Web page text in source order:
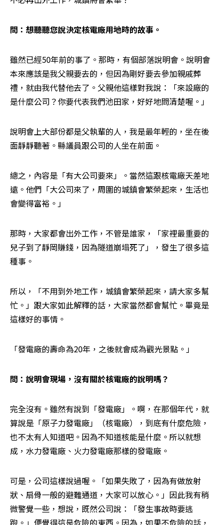
問：想聽聽您說決定核電廠用地時的故事。
雖然已經50年前的事了。那時，有個部落說明會。說明會
本來應該是我父親要去的，但因為剛好要去參加親戚葬
禮，就由我代替他去了。父親他這樣對我說：「來設廠的
是什麼公司？你要代表我們池田家，好好地問清楚喔。」
說明會上大部份都是父執輩的人，我是最年輕的，坐在後
面靜靜聽著。縣議員跟公司的人坐在前面。
總之，內容是「有大公司要來」。當然這跟核電廠天差地
遠。他們「大公司來了，周圍的城鎮會繁榮起來，生活也
會變得富裕。」
那時，大家都會出外工作，不管是誰家，「家裡最重要的
兒子到了靜岡賺錢，因為隧道崩塌死了」，發生了很多這
種事。
所以，「不用到外地工作，城鎮會繁榮起來，請大家多幫
忙。」跟大家如此解釋的話，大家當然都會幫忙。畢竟是
這樣好的事情。
「發電廠的壽命為20年，之後就會成為觀光景點。」
問：說明會現場，沒有關於核電廠的說明嗎？
完全沒有。雖然有說到「發電廠」。啊，在那個年代，就
算說是「原子力發電廠」（核電廠），到底有什麼危險，
也不太有人知道吧。因為不知道核能是什麼。所以就想
成，水力發電廠、火力發電廠那樣的發電廠。
可是，公司這樣說過喔。「如果失敗了，因為有做放射
狀、扇骨一般的避難通道，大家可以放心。」因此我有稍
微警覺一些，想說，既然公司說：「發生事故時要逃
跑。」便覺得這是危險的東西。因為，如果不危險的話，